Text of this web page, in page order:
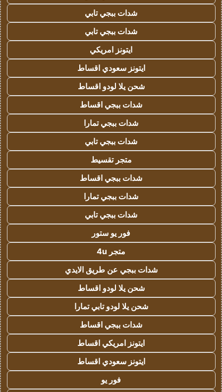
شدات ببجي تابي
شدات ببجي تابي
ايتونز امريكي
ايتونز سعودي اقساط
شحن يلا لودو اقساط
شدات ببجي اقساط
شدات ببجي تمارا
شدات ببجي تابي
متجر تقسيط
شدات ببجي اقساط
شدات ببجي تمارا
شدات ببجي تابي
فور يو ستور
متجر 4u
شدات ببجي عن طريق الايدي
شحن يلا لودو اقساط
شحن يلا لودو تابي تمارا
شدات ببجي اقساط
ايتونز امريكي اقساط
ايتونز سعودي اقساط
فور يو